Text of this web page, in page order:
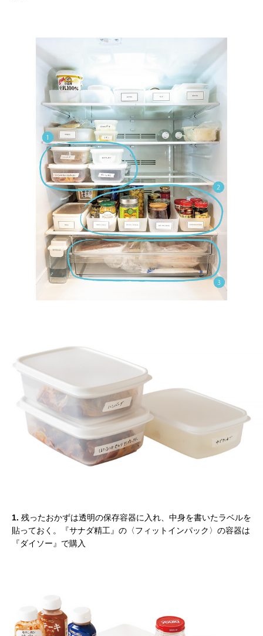
1. 残ったおかずは透明の保存容器に入れ、中身を書いたラベルを
貼っておく。『サナダ精工』の〈フィットインパック〉の容器は
『ダイソー』で購入